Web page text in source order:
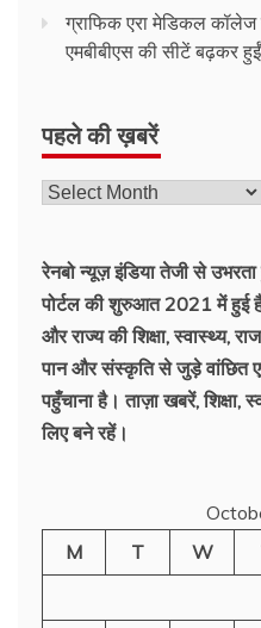
ग्राफिक एरा मेडिकल कॉलेज
एमबीबीएस की सीटें बढ़कर
पहले की ख़बरें
रेनबो न्यूज़ इंडिया तेजी से
पोर्टल की शुरुआत 2021 में हुई
और राज्य की शिक्षा, स्वास्थ्य,
पान और संस्कृति से जुड़े वांछित
पहुँचाना है। ताज़ा खबरें,
लिए बने रहें।
M
T W